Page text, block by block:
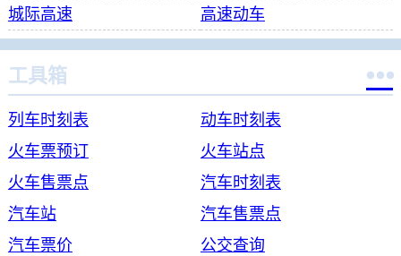
城际高速
高速动车
工具箱 
列车时刻表
动车时刻表
火车票预订
火车站点
火车售票点
汽车时刻表
汽车站
汽车售票点
汽车票价
公交查询